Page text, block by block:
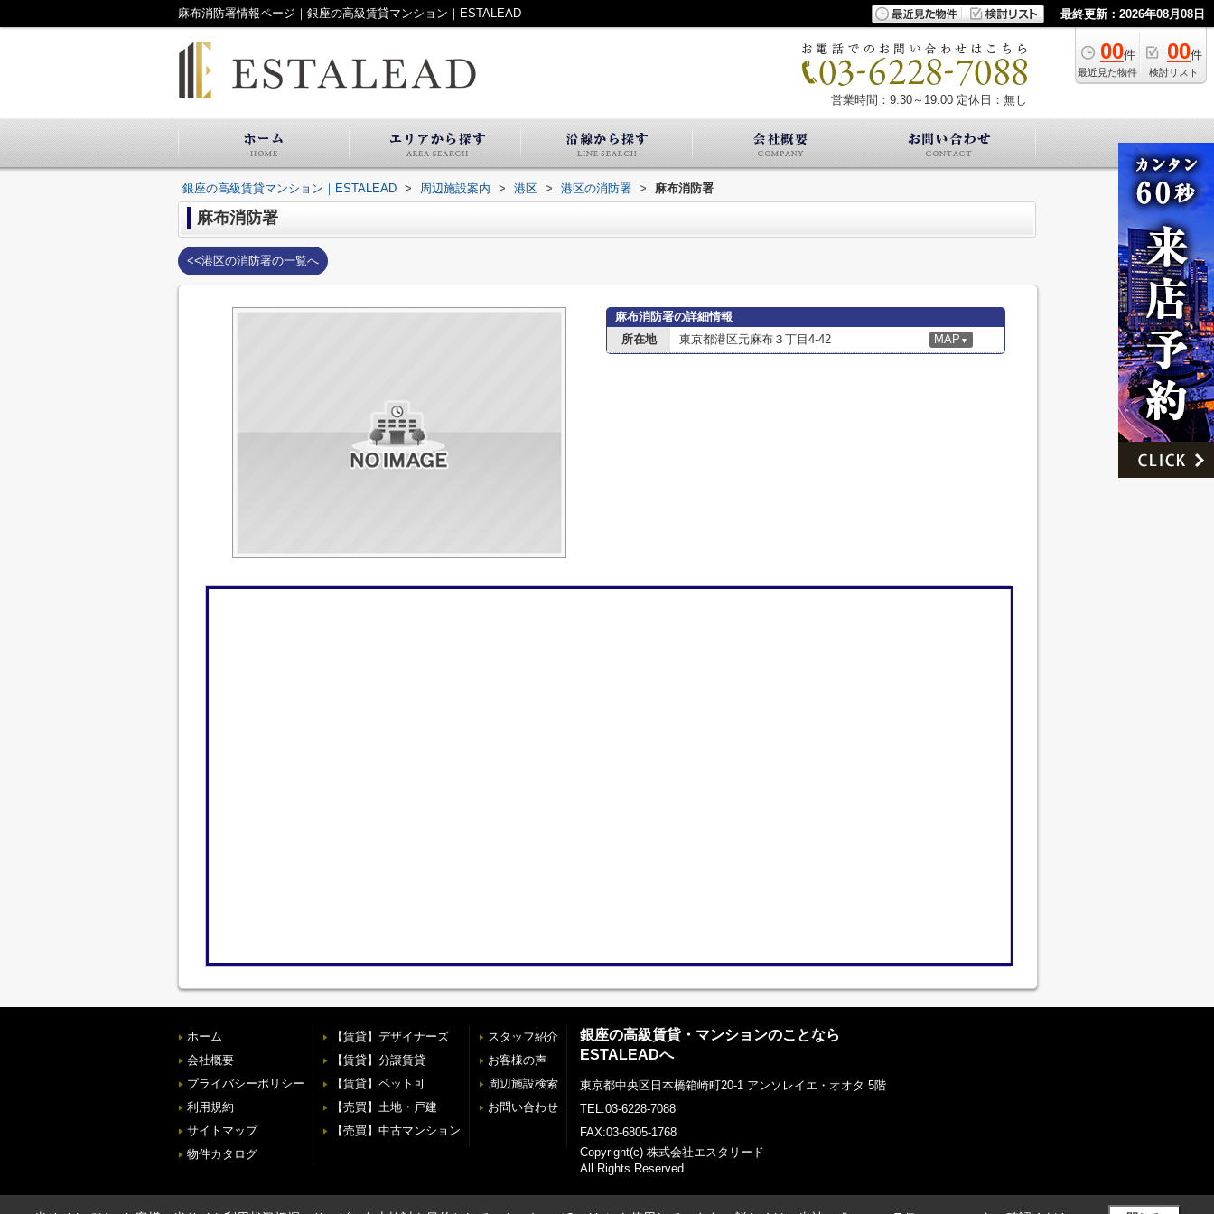
麻布消防署情報ページ｜銀座の高級賃貸マンション｜ESTALEAD 最終更新：2026年08月08日
00件
最近見た物件
00件
検討リスト
営業時間：9:30～19:00 定休日：無し
銀座の高級賃貸マンション｜ESTALEAD > 周辺施設案内 > 港区 > 港区の消防署 > 麻布消防署
麻布消防署
<<港区の消防署の一覧へ
麻布消防署の詳細情報
所在地
東京都港区元麻布３丁目4-42 MAP ▼
ホーム
会社概要
プライバシーポリシー
利用規約
サイトマップ
物件カタログ
【賃貸】デザイナーズ
【賃貸】分譲賃貸
【賃貸】ペット可
【売買】土地・戸建
【売買】中古マンション
スタッフ紹介
お客様の声
周辺施設検索
お問い合わせ
銀座の高級賃貸・マンションのことなら
ESTALEADへ
東京都中央区日本橋箱崎町20-1 アンソレイエ・オオタ 5階
TEL:03-6228-7088
FAX:03-6805-1768
Copyright(c) 株式会社エスタリード
All Rights Reserved.